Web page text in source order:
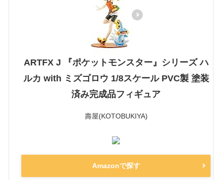
ARTFX J 『ポケットモンスター』シリーズ ハ
ルカ with ミズゴロウ 1/8スケール PVC製 塗装
済み完成品フィギュア
壽屋(KOTOBUKIYA)
Amazonで探す